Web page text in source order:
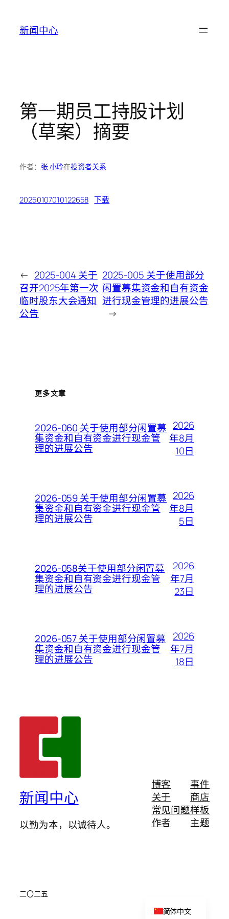
新闻中心
第一期员工持股计划
（草案）摘要
作者： 张 小玲在投资者关系
20250107010122658 下载
← 2025-004 关于
召开2025年第一次
临时股东大会通知
公告
2025-005 关于使用部分
闲置募集资金和自有资金
进行现金管理的进展公告
→
更多文章
2026-060 关于使用部分闲置募
集资金和自有资金进行现金管
理的进展公告
2026
年8月
10日
2026-059 关于使用部分闲置募
集资金和自有资金进行现金管
理的进展公告
2026
年8月
5日
2026-058关于使用部分闲置募
集资金和自有资金进行现金管
理的进展公告
2026
年7月
23日
2026-057 关于使用部分闲置募
集资金和自有资金进行现金管
理的进展公告
2026
年7月
18日
新闻中心
以勤为本，以诚待人。
博客
关于
常见问题
作者
事件
商店
样板
主题
二〇二五
简体中文